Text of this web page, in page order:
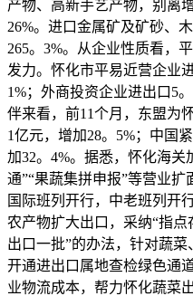
产物、高新手艺产物，别离
26%。进口金属矿及矿砂、
265。3%。从企业性质看，
发力。怀化市平易近营企业
1%；外商投资企业进出口5
伴来看，前11个月，东盟为
1亿元，增加28。5%；中国
加32。4%。据悉，怀化海
通”“果蔬集拼申报”等营业
国际班列开行，中老班列开
农产物扩大出口，采纳“指
出口一批”的办法，针对蔬菜
开通进出口属地查检绿色通
业物流成本，帮力怀化蔬菜